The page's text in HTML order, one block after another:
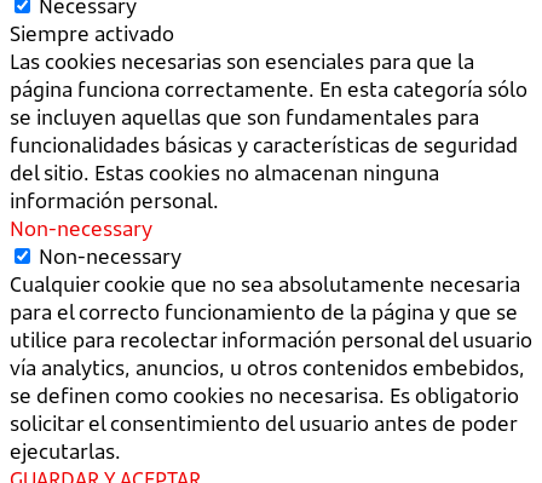
Necessary
Siempre activado
Las cookies necesarias son esenciales para que la
página funciona correctamente. En esta categoría sólo
se incluyen aquellas que son fundamentales para
funcionalidades básicas y características de seguridad
del sitio. Estas cookies no almacenan ninguna
información personal.
Non-necessary
Non-necessary
Cualquier cookie que no sea absolutamente necesaria
para el correcto funcionamiento de la página y que se
utilice para recolectar información personal del usuario
vía analytics, anuncios, u otros contenidos embebidos,
se definen como cookies no necesarisa. Es obligatorio
solicitar el consentimiento del usuario antes de poder
ejecutarlas.